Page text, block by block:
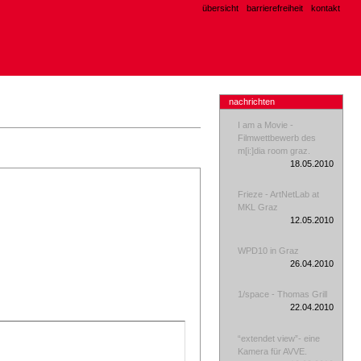
übersicht barrierefreiheit kontakt
nachrichten
I am a Movie -
Filmwettbewerb des
m[i:]dia room graz.
18.05.2010
Frieze - ArtNetLab at
MKL Graz
12.05.2010
WPD10 in Graz
26.04.2010
1/space - Thomas Grill
22.04.2010
“extendet view”- eine
Kamera für AVVE.